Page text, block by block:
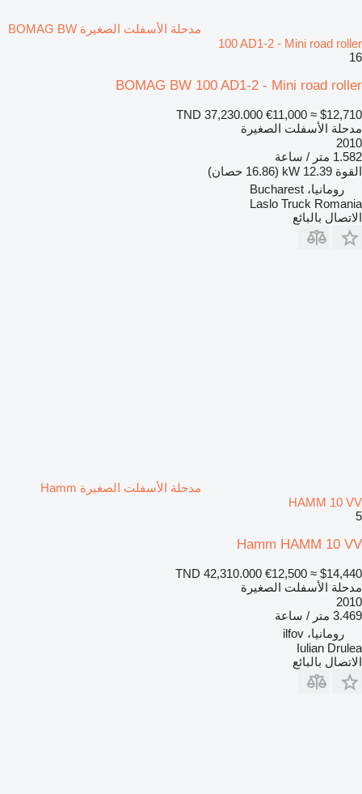
مدحلة الأسفلت الصغيرة BOMAG BW
100 AD1-2 - Mini road roller
16
BOMAG BW 100 AD1-2 - Mini road roller
TND 37,230.000 €11,000 ≈ $12,710
مدحلة الأسفلت الصغيرة
2010
1.582 متر / ساعة
القوة 12.39 kW (16.86 حصان)
رومانيا، Bucharest
Laslo Truck Romania
الاتصال بالبائع
مدحلة الأسفلت الصغيرة Hamm
HAMM 10 VV
5
Hamm HAMM 10 VV
TND 42,310.000 €12,500 ≈ $14,440
مدحلة الأسفلت الصغيرة
2010
3.469 متر / ساعة
رومانيا، ilfov
Iulian Drulea
الاتصال بالبائع